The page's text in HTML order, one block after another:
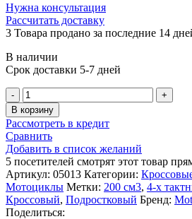
Нужна консультация
Рассчитать доставку
3 Товара продано за последние 14
В наличии
Срок доставки 5-7 дней
Количество
товара
Мотоцикл
Кросс
Motoland
RZ
200
(164FML)
В корзину
Рассмотреть в кредит
Сравнить
Добавить в список желаний
5 посетителей смотрят этот товар
Артикул: 05013 Категории:
Мотоциклы Метки: 200 см3, 4-х
Кроссовый, Подростковый Бренд:
Поделиться: